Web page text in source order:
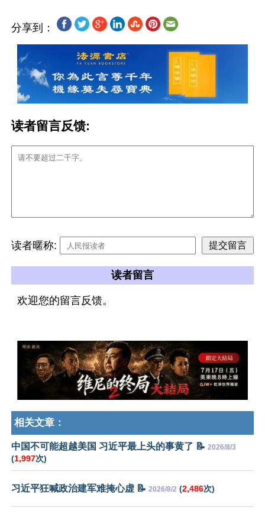
分享到：
读者留言反馈:
读者暱称:
读者留言
欢迎您的留言反馈。
相关文章：
中国不可能超越美国 习近平最上头的事黄了 📝 2026/8/3
(1,997次)
习近平狂喊政治建军难掩心虚 📝 2026/8/2 (2,486次)